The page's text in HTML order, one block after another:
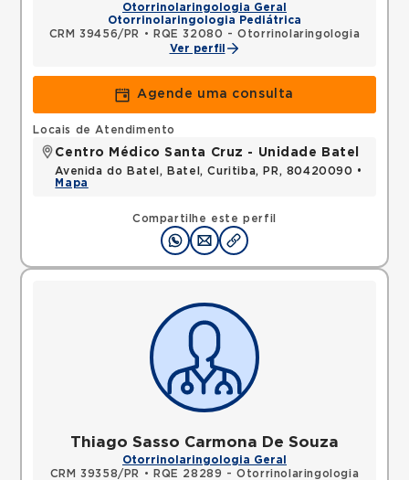
Otorrinolaringologia Geral
Otorrinolaringologia Pediátrica
CRM 39456/PR
•
RQE 32080 - Otorrinolaringologia
Ver perfil
Agende uma consulta
Compartilhe este perfil
Locais de Atendimento
Centro Médico Santa Cruz - Unidade Batel
Avenida do Batel, Batel, Curitiba, PR, 80420090 •
Mapa
Thiago Sasso Carmona De Souza
Otorrinolaringologia Geral
CRM 39358/PR
•
RQE 28289 - Otorrinolaringologia